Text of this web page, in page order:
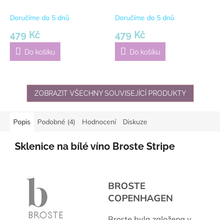
Doručíme do 5 dnů
479 Kč
Do košíku
Doručíme do 5 dnů
479 Kč
Do košíku
ZOBRAZIT VŠECHNY SOUVISEJÍCÍ PRODUKTY
Popis Podobné (4) Hodnocení Diskuze
Sklenice na bílé víno Broste Stripe
BROSTE
COPENHAGEN